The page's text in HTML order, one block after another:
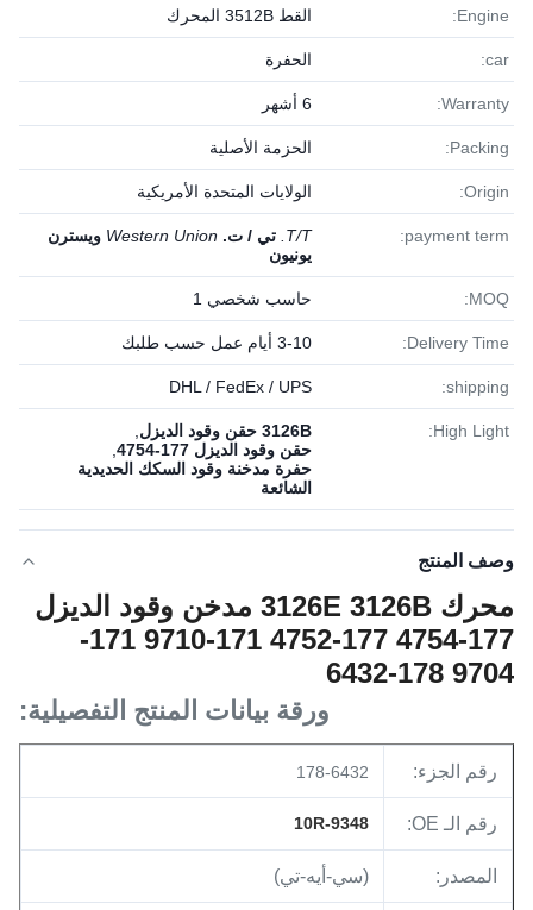
Engine: القط 3512B المحرك
car: الحفرة
Warranty: 6 أشهر
Packing: الحزمة الأصلية
Origin: الولايات المتحدة الأمريكية
payment term:
T/T. تي / ت. Western Union ويسترن
يونيون
MOQ: حاسب شخصي 1
Delivery Time: 3-10 أيام عمل حسب طلبك
shipping:
DHL / FedEx / UPS
High Light: 3126B حقن وقود الديزل
حقن وقود الديزل 177-4754
حفرة مدخنة وقود السكك الحديدية
الشائعة
وصف المنتج
محرك 3126E 3126B مدخن وقود الديزل
177-4754 177-4752 171-9710 171-
9704 178-6432
ورقة بيانات المنتج التفصيلية:
رقم الجزء: 178-6432
رقم الـ OE: 10R-9348
المصدر: (سي-أيه-تي)